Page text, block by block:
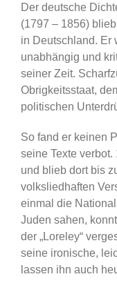
Der deutsche
(1797 – 1856)
in Deutschland. Er
unabhängig und
seiner Zeit.
Obrigkeitsstaat,
politischen
So fand er keinen
seine Texte verbot.
und blieb dort bis
volksliedhaften
einmal die
Juden sahen,
der „Loreley“
seine ironische,
lassen ihn auch